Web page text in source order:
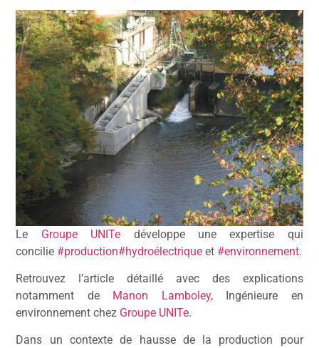
Le Groupe UNITe développe une expertise qui
concilie #production#hydroélectrique et #environnement.
Retrouvez l’article détaillé avec des explications
notamment de Manon Lamboley, Ingénieure en
environnement chez Groupe UNITe.
Dans un contexte de hausse de la production pour